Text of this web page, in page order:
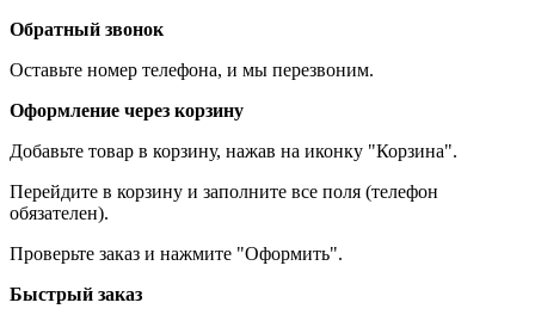
Обратный звонок
Оставьте номер телефона, и мы перезвоним.
Оформление через корзину
Добавьте товар в корзину, нажав на иконку "Корзина".
Перейдите в корзину и заполните все поля (телефон
обязателен).
Проверьте заказ и нажмите "Оформить".
Быстрый заказ